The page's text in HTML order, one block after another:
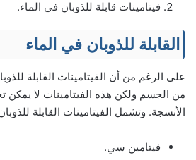
فيتامينات قابلة للذوبان في الماء.
القابلة للذوبان في الماء
على الرغم من أن الفيتامينات القابلة
من الجسم ولكن هذه الفيتامينات لا يمكن
الأنسجة. وتشمل الفيتامينات القابلة
فيتامين سي.